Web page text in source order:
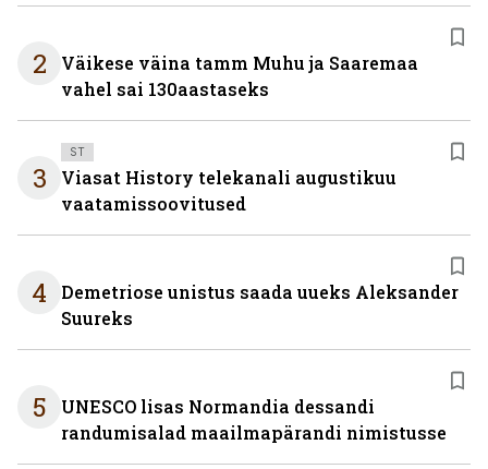
2
Väikese väina tamm Muhu ja Saaremaa
vahel sai 130aastaseks
3
ST
Viasat History telekanali augustikuu
vaatamissoovitused
4
Demetriose unistus saada uueks Aleksander
Suureks
5
UNESCO lisas Normandia dessandi
randumisalad maailmapärandi nimistusse